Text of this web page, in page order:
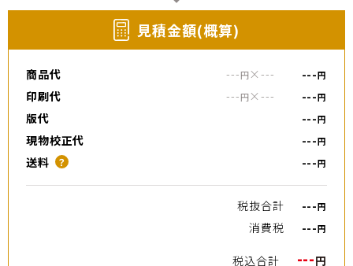
⾒積⾦額(概算)
商品代 ---円×--- ---円
印刷代 ---円×--- ---円
版代 ---円
現物校正代 ---円
送料 ？ ---円
税抜合計 ---円
消費税 ---円
税込合計 ---円